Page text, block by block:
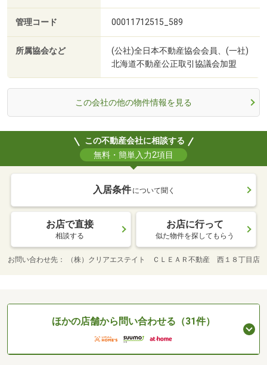
管理コード 00011712515_589
所属協会など
(公社)全日本不動産協会会員、(一社)
北海道不動産公正取引協議会加盟
この会社の他の物件情報を見る
この不動産会社に相談する
無料・簡単入力2項目
入居条件 について聞く
お店で直接
相談する
お店に行って
似た物件を探してもらう
お問い合わせ先 （株）クリアエステイト ＣＬＥＡＲ不動産 西１８丁目店
ほかの店舗から問い合わせる（31件）